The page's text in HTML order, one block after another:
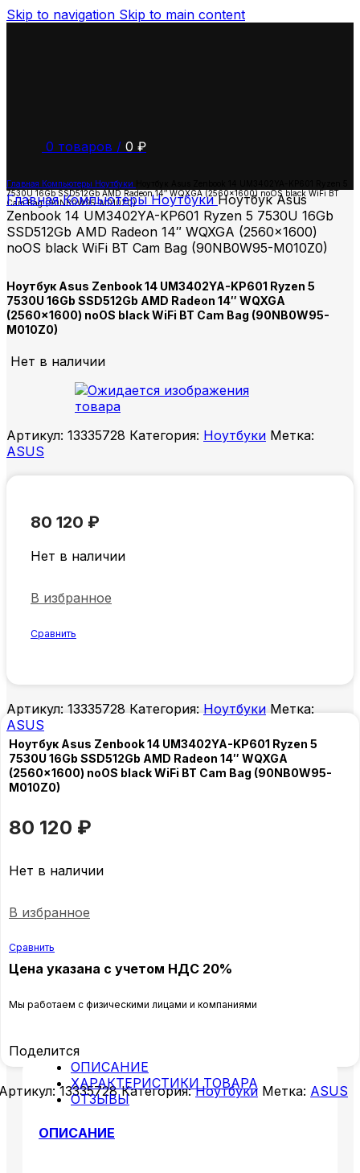
Skip to navigation Skip to main content
0 товаров / 0 ₽
Главная Компьютеры Ноутбуки
7530U 16Gb SSD512Gb AMD Radeon 14″ WQXGA (2560×1600) noOS black WiFi BT
Cam Bag (90NB0W95-M010Z0)
ГлавнаяКомпьютерыНоутбукиНоутбук Asus
Zenbook 14 UM3402YA-KP601 Ryzen 5 7530U 16Gb
SSD512Gb AMD Radeon 14″ WQXGA (2560×1600)
noOS black WiFi BT Cam Bag (90NB0W95-M010Z0)
Ноутбук Asus Zenbook 14 UM3402YA-KP601 Ryzen 5
7530U 16Gb SSD512Gb AMD Radeon 14″ WQXGA
(2560×1600) noOS black WiFi BT Cam Bag (90NB0W95-
M010Z0)
Нет в наличии
Артикул: 13335728 Категория: Ноутбуки Метка:
ASUS
80 120 ₽
Нет в наличии
В избранное
Сравнить
Артикул:13335728Категория: Ноутбуки Метка:
ASUS
Ноутбук Asus Zenbook 14 UM3402YA-KP601 Ryzen 5
7530U 16Gb SSD512Gb AMD Radeon 14″ WQXGA
(2560×1600) noOS black WiFi BT Cam Bag (90NB0W95-
M010Z0)
80 120 ₽
Нет в наличии
В избранное
Сравнить
Цена указана с учетом НДС 20%
Мы работаем с физическими лицами и компаниями
Поделится
13335728Категория: Ноутбуки Метка: ASUS
ОПИСАНИЕ
ХАРАКТЕРИСТИКИ ТОВАРА
ОТЗЫВЫ
ОПИСАНИЕ